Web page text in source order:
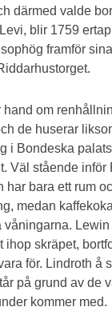
därmed valde
blir 1759
framför
hand om
de huserar
i Bondeska
Väl stående inför
har bara ett rum
medan
våningarna.
ihop skräpet,
för. Lindroth å
på grund av de
kommer med.